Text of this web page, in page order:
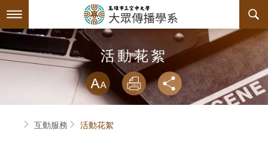
到
要
容
關於本系
系主任介紹
師資陣容
課程規劃
活動花絮
略過字型切
放大
列印 分享
首頁互動服務 活動花絮